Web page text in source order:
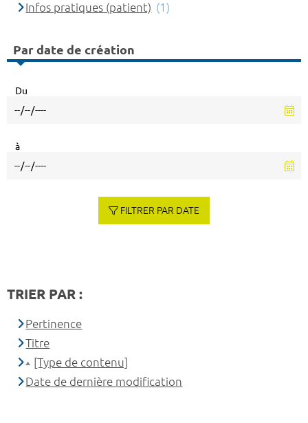
Infos pratiques (patient) (1)
Par date de création
Du
à
FILTRER PAR DATE
TRIER PAR :
Pertinence
Titre
[Type de contenu]
Date de dernière modification